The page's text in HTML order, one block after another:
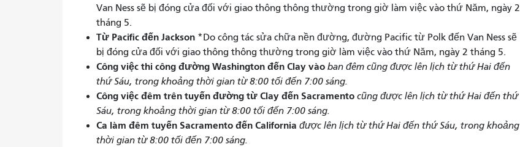
Van Ness sẽ bị đóng cửa đối với giao thông thông thường trong giờ làm việc vào thứ Năm, ngày 2
tháng 5.
Từ Pacific đến Jackson *Do công tác sửa chữa nền đường, đường Pacific từ Polk đến Van Ness sẽ
bị đóng cửa đối với giao thông thông thường trong giờ làm việc vào thứ Năm, ngày 2 tháng 5.
Công việc thi công đường Washington đến Clay vào ban đêm cũng được lên lịch từ thứ Hai đến
thứ Sáu, trong khoảng thời gian từ 8:00 tối đến 7:00 sáng.
Công việc đêm trên tuyến đường từ Clay đến Sacramento cũng được lên lịch từ thứ Hai đến thứ
Sáu, trong khoảng thời gian từ 8:00 tối đến 7:00 sáng.
Ca làm đêm tuyến Sacramento đến California được lên lịch từ thứ Hai đến thứ Sáu, trong khoảng
thời gian từ 8:00 tối đến 7:00 sáng.